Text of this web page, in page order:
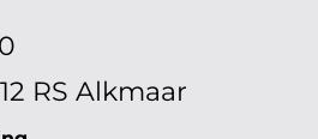
RS Alkmaar